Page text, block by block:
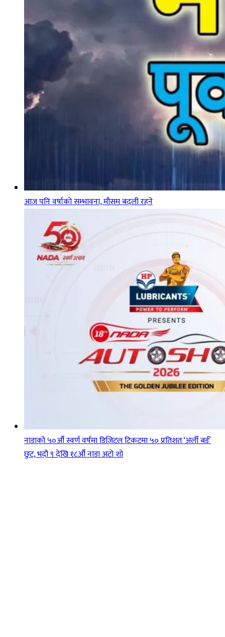
आज पनि वर्षाको सम्भावना, मौसम बदली रहने
नाडाको ५०औँ स्वर्ण वर्षमा डिजिटल टिकटमा ५० प्रतिशत ‘अर्ली बर्ड’
छुट, भदौ ९ देखि १८औँ नाडा अटो शो